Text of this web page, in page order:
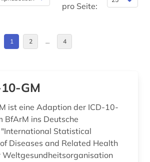
kindertagesstätte (1)
klassifikation (1)
kleinkindpädagogik (1)
pro Seite:
1 2 … 4
GM
ist eine Adaption der ICD-10-
BfArM ins Deutsche
Statistical
Diseases and Related Health
Weltgesundheitsorganisation